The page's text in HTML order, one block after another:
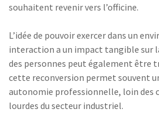
souhaitent revenir vers l’officine.
L’idée de pouvoir exercer dans un
interaction a un impact tangible sur
des personnes peut également être
cette reconversion permet souvent
autonomie professionnelle, loin des
lourdes du secteur industriel.